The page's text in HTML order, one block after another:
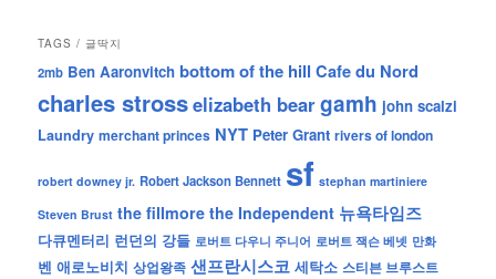
TAGS / 글딱지
2mb Ben Aaronvitch bottom of the hill Cafe du Nord
charles strosselizabeth beargamh john scalzi
Laundry merchant princes NYT Peter Grant rivers of london
robert downey jr. Robert Jackson Bennett sf stephan martiniere
Steven Brust the fillmore the Independent 뉴욕타임즈
다큐멘터리 런던의 강들 로버트 다우니 주니어 로버트 잭슨 베넷 만화
벤 애로노비치 상업왕족 샌프란시스코 세탁소 스티븐 브루스트